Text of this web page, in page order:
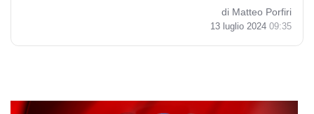
di Matteo Porfiri
13 luglio 2024 09:35